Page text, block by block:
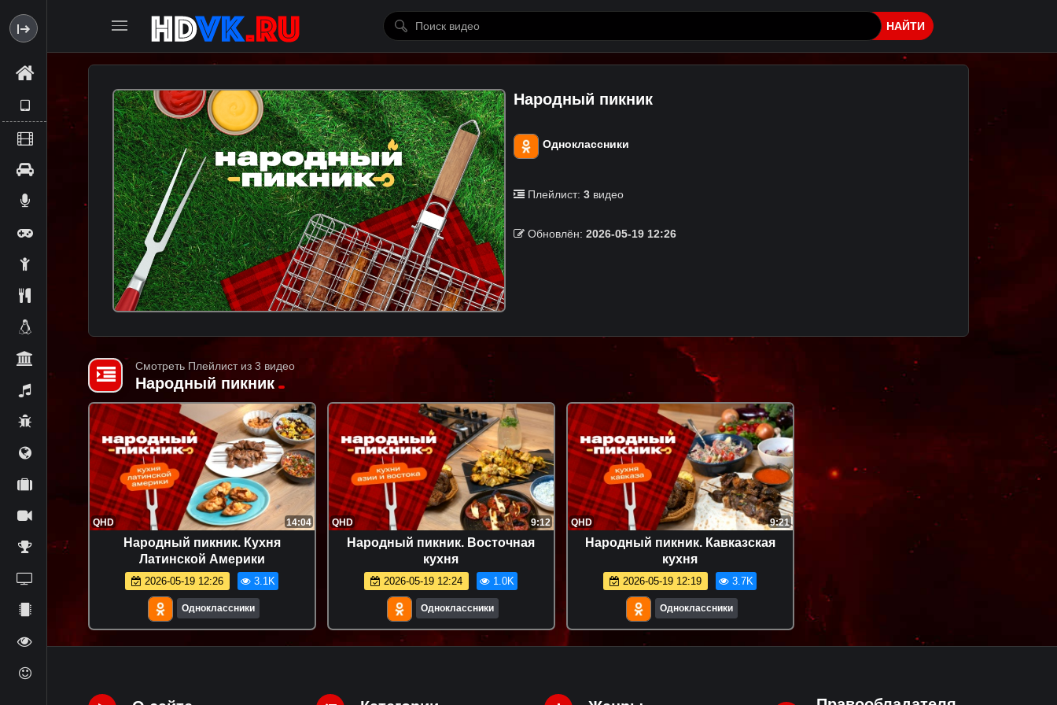
НАЙТИ
Народный пикник
Одноклассники
Плейлист: 3 видео
Обновлён: 2026-05-19 12:26
Смотреть Плейлист из 3 видео
Народный пикник
QHD 14:04
Народный пикник. Кухня
Латинской Америки
2026-05-19 12:26 3.1K
Одноклассники
QHD 9:12
Народный пикник. Восточная
кухня
2026-05-19 12:24 1.0K
Одноклассники
QHD 9:21
Народный пикник. Кавказская
кухня
2026-05-19 12:19 3.7K
Одноклассники